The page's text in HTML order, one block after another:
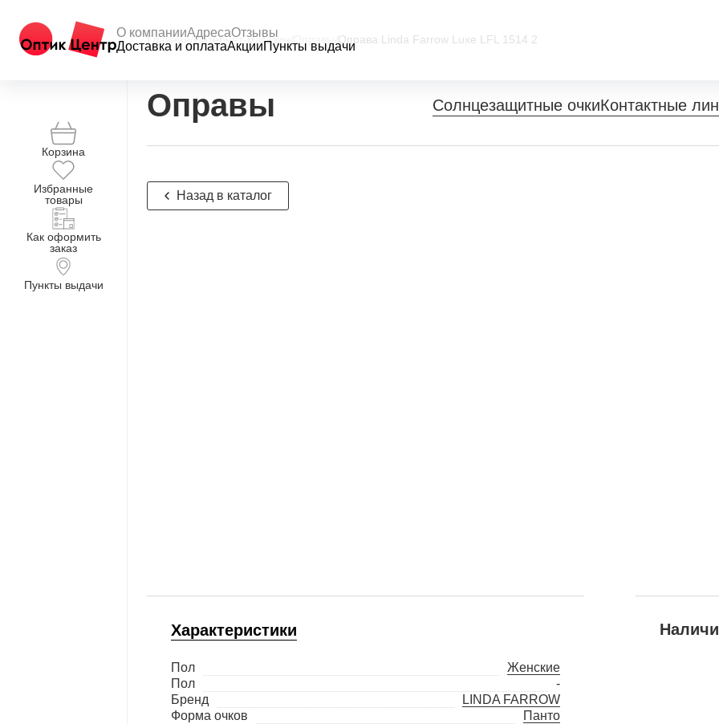
О компанииАдресаОтзывы
Доставка и оплатаАкцииПункты выдачи
Корзина
Избранные
товары
Как оформить
заказ
Пункты выдачи
Главная Интернет-магазин Оправа Linda Farrow Luxe LFL 1514 2
Оправы Солнцезащитные очкиКонтактные
Назад в каталог
Характеристики
Пол
Женские
Пол
-
Бренд
LINDA FARROW
Форма очков
Панто